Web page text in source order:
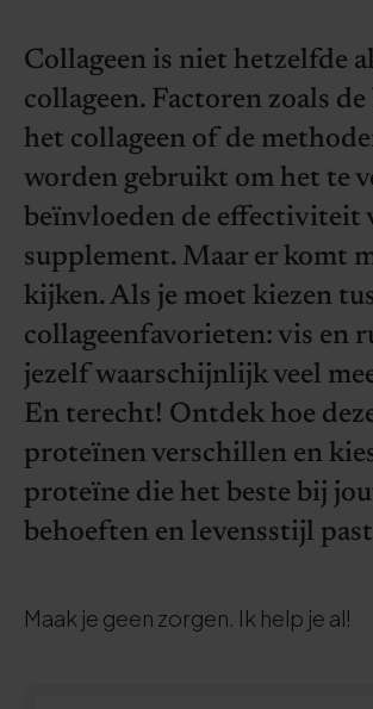
Collageen is niet hetzelfde
collageen. Factoren zoals
het collageen of de
worden gebruikt om het te
beïnvloeden de effectiviteit
supplement. Maar er komt
kijken. Als je moet kiezen
collageenfavorieten: vis en
jezelf waarschijnlijk veel
En terecht! Ontdek hoe
proteïnen verschillen en
proteïne die het beste bij
behoeften en levensstijl
Maak je geen zorgen. Ik help je al!